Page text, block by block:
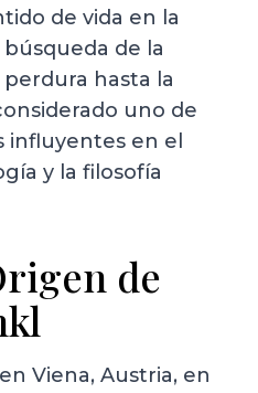
de vida en la
de la
hasta la
uno de
influyentes en el
y la filosofía
de
Viena, Austria, en